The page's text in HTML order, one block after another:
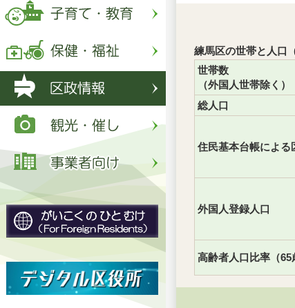
練馬区の世帯と人口
世帯数
（外国人世帯除く）
総人口
住民基本台帳による
外国人登録人口
高齢者人口比率（65